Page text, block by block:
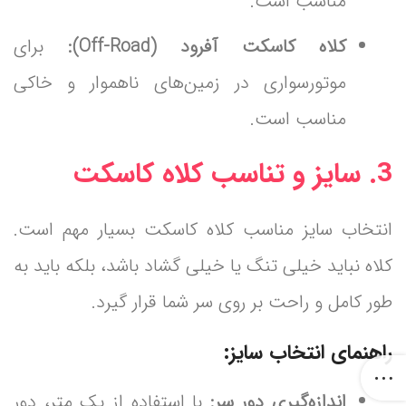
کلاه کاسکت آفرود (Off-Road):
برای
موتورسواری در زمین‌های ناهموار و خاکی
مناسب است.
3. سایز و تناسب کلاه کاسکت
انتخاب سایز مناسب کلاه کاسکت بسیار مهم است.
کلاه نباید خیلی تنگ یا خیلی گشاد باشد، بلکه باید به
طور کامل و راحت بر روی سر شما قرار گیرد.
راهنمای انتخاب سایز: